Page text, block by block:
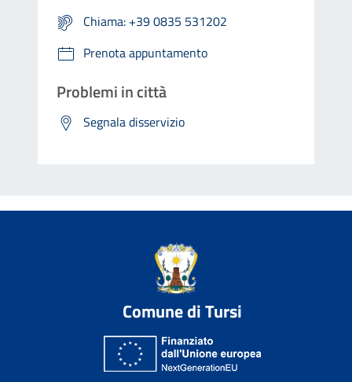
Chiama: +39 0835 531202
Prenota appuntamento
Problemi in città
Segnala disservizio
Comune di Tursi